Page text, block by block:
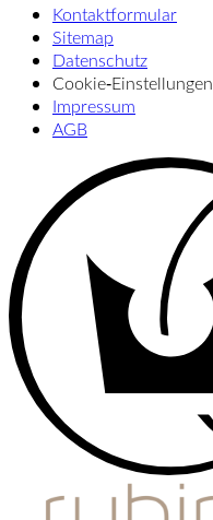
Kontaktformular
Sitemap
Datenschutz
Cookie‑Einstellungen
Impressum
AGB